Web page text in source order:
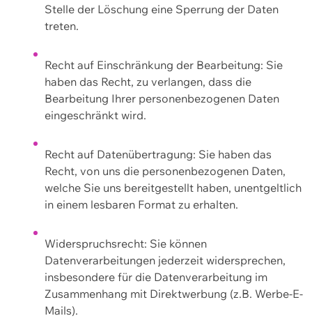
Stelle der Löschung eine Sperrung der Daten
treten.
Recht auf Einschränkung der Bearbeitung: Sie
haben das Recht, zu verlangen, dass die
Bearbeitung Ihrer personenbezogenen Daten
eingeschränkt wird.
Recht auf Datenübertragung: Sie haben das
Recht, von uns die personenbezogenen Daten,
welche Sie uns bereitgestellt haben, unentgeltlich
in einem lesbaren Format zu erhalten.
Widerspruchsrecht: Sie können
Datenverarbeitungen jederzeit widersprechen,
insbesondere für die Datenverarbeitung im
Zusammenhang mit Direktwerbung (z.B. Werbe-E-
Mails).